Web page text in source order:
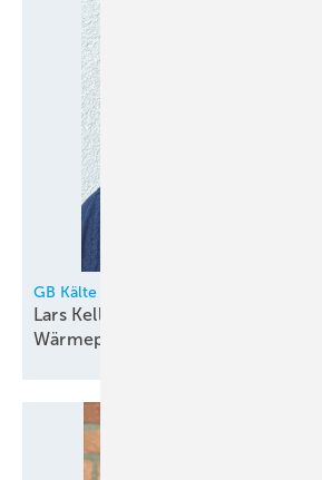
GB Kälte
Lars Keller verstärkt
Wärmepumpentechnik